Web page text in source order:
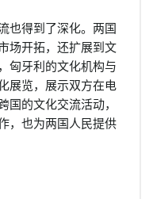
也得到了深化。两国
场开拓，还扩展到文
匈牙利的文化机构与
展览，展示双方在电
的文化交流活动，
，也为两国人民提供